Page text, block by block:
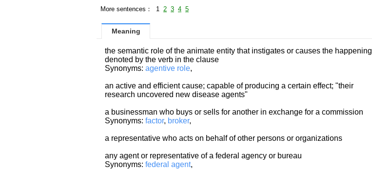
More sentences： 1 2 3 4 5
Meaning
the semantic role of the animate entity that instigates or causes the happening
denoted by the verb in the clause
Synonyms: agentive role,
an active and efficient cause; capable of producing a certain effect; "their
research uncovered new disease agents"
a businessman who buys or sells for another in exchange for a commission
Synonyms: factor, broker,
a representative who acts on behalf of other persons or organizations
any agent or representative of a federal agency or bureau
Synonyms: federal agent,